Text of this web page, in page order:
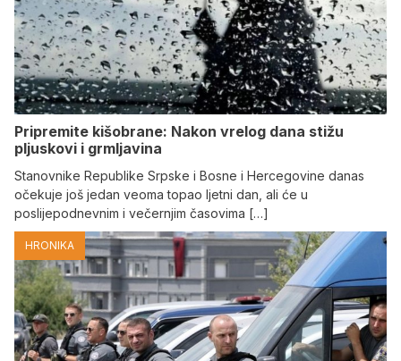
Pripremite kišobrane: Nakon vrelog dana stižu
pljuskovi i grmljavina
Stanovnike Republike Srpske i Bosne i Hercegovine danas
očekuje još jedan veoma topao ljetni dan, ali će u
poslijepodnevnim i večernjim časovima […]
HRONIKA